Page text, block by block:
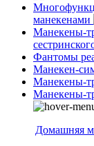
манекенами
Манекены-
Фантомы
Манекен-
Манекены-
Манекены-
Домашняя